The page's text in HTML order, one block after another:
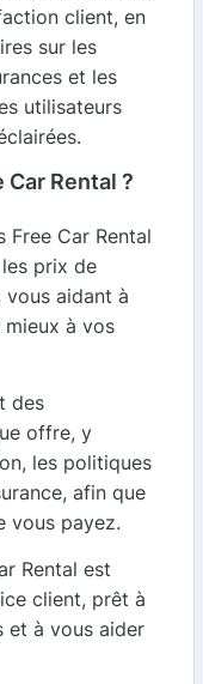
client, en
sur les
et les
utilisateurs
Rental ?
Free Car Rental
prix de
aidant à
à vos
des
offre, y
les politiques
afin que
vous payez.
Rental est
client, prêt à
et à vous aider